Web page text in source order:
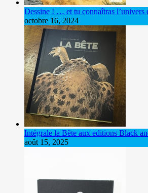
Dessine ! … et tu connaîtras l’univers
octobre 16, 2024
Intégrale la Bête aux editions Black
août 15, 2025